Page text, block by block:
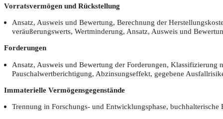
Vor­rats­ver­mö­gen und Rückstellung
Ansatz, Aus­weis und Bewer­tung, Berech­nung der
ver­äu­ße­rungs­werts, Wert­min­de­rung, Ansatz, Aus­weis und
For­de­run­gen
Ansatz, Aus­weis und Bewer­tung der For­de­run­gen, Klas­si­fi­zie­rung
Pau­schal­wert­be­rich­ti­gung, Abzin­sungs­ef­fekt, gege­be­ne
Imma­te­ri­el­le Vermögensgegenstände
Tren­nung in For­schungs- und Ent­wick­lungs­pha­se, buch­hal­te­ri­sche